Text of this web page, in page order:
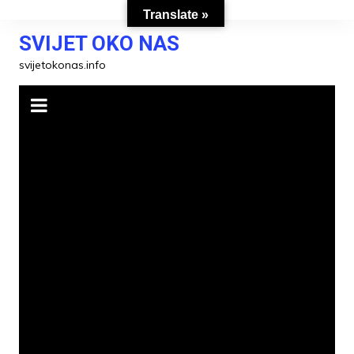
contentSVIJET OKO NAS
svijetokonas.info
Translate »